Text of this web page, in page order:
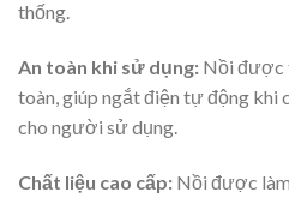
thống.
An toàn khi sử dụng: Nồi được
toàn, giúp ngắt điện tự động khi
cho người sử dụng.
Chất liệu cao cấp: Nồi được